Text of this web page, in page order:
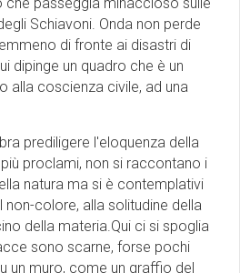
Schiavoni. Onda non perde
di fronte ai disastri di
dipinge un quadro che è un
alla coscienza civile, ad una
prediligere l'eloquenza della
proclami, non si raccontano i
natura ma si è contemplativi
non-colore, alla solitudine della
della materia.Qui ci si spoglia
sono scarne, forse pochi
un muro, come un graffio del